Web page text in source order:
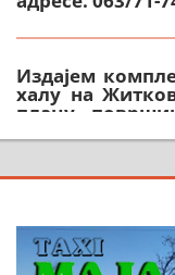
халу на
плацу
064/321-80-51;
На продају
м2 са
Зеленом
Могућа